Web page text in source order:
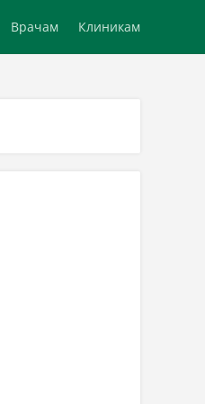
Врачам Клиникам